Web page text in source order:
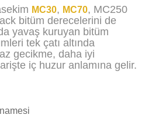
MC30, MC70, MC250
bitüm derecelerini de
yavaş kuruyan bitüm
tek çatı altında
gecikme, daha iyi
iç huzur anlamına gelir.